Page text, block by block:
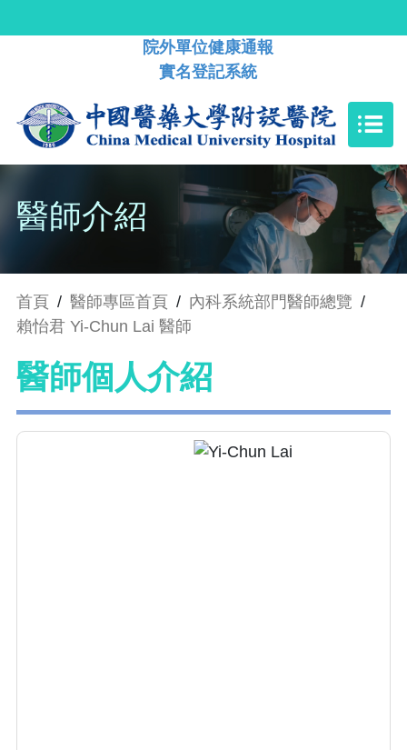
院外單位健康通報
實名登記系統
醫師介紹
首頁 / 醫師專區首頁 / 內科系統部門醫師總覽 /
賴怡君 Yi-Chun Lai 醫師
醫師個人介紹